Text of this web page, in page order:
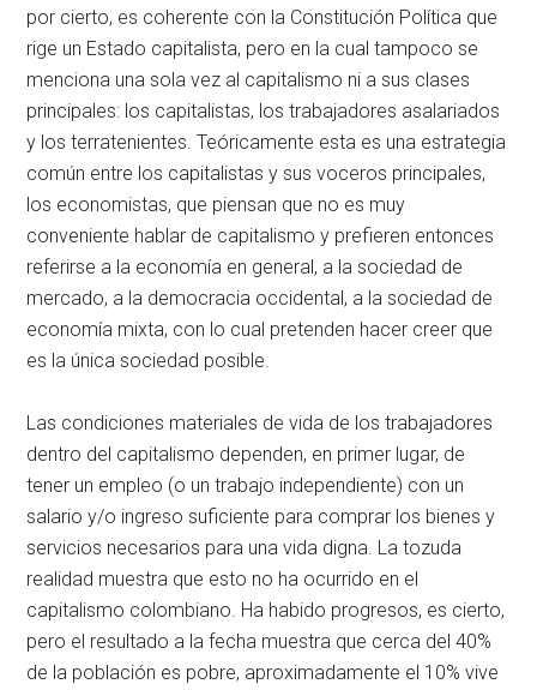
por cierto, es coherente con la Constitución Política que
rige un Estado capitalista, pero en la cual tampoco se
menciona una sola vez al capitalismo ni a sus clases
principales: los capitalistas, los trabajadores asalariados
y los terratenientes. Teóricamente esta es una estrategia
común entre los capitalistas y sus voceros principales,
los economistas, que piensan que no es muy
conveniente hablar de capitalismo y prefieren entonces
referirse a la economía en general, a la sociedad de
mercado, a la democracia occidental, a la sociedad de
economía mixta, con lo cual pretenden hacer creer que
es la única sociedad posible.
Las condiciones materiales de vida de los trabajadores
dentro del capitalismo dependen, en primer lugar, de
tener un empleo (o un trabajo independiente) con un
salario y/o ingreso suficiente para comprar los bienes y
servicios necesarios para una vida digna. La tozuda
realidad muestra que esto no ha ocurrido en el
capitalismo colombiano. Ha habido progresos, es cierto,
pero el resultado a la fecha muestra que cerca del 40%
de la población es pobre, aproximadamente el 10% vive